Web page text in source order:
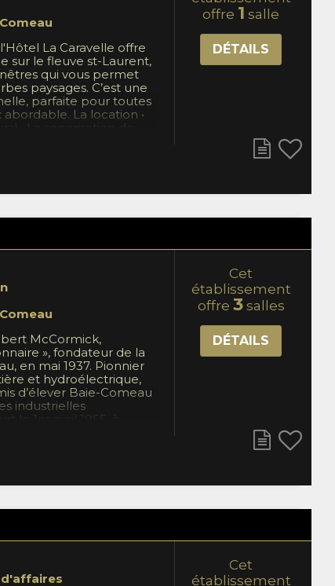
La Caravelle offre
sur le fleuve st-Laurent,
qui vous permet
paysages. C’est une
parfaite pour toutes
abordable. La location •
• La sonorisation de
pour les traiteurs •
offre 1 salle
DÉTAILS
McCormick,
», fondateur de la
en mai 1937. Pionnier
et hydroélectrique,
d’élever Baie-Comeau
industrielles
le 1er avril 1955, à
Cet
établissement
offre 3salles
DÉTAILS
d'affaires
Cet
établissement